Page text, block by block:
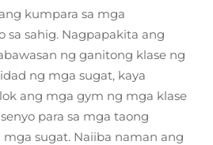
kumpara sa mga
sa sahig. Nagpapakita ang
ng ganitong klase ng
ng mga sugat, kaya
ang mga gym ng mga klase
para sa mga taong
sugat. Naiiba naman ang